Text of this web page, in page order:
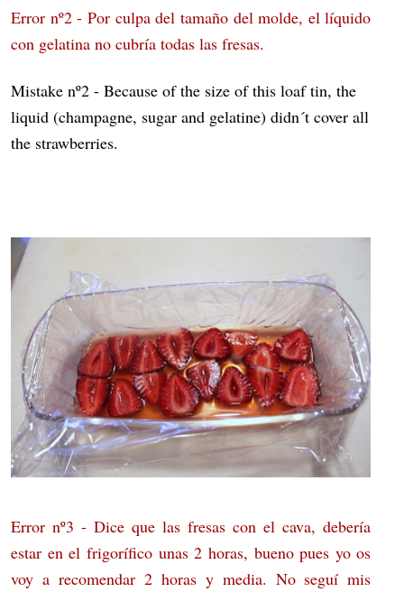
Error nº2 - Por culpa del tamaño del molde, el líquido
con gelatina no cubría todas las fresas.
Mistake nº2 - Because of the size of this loaf tin, the
liquid (champagne, sugar and gelatine) didn´t cover all
the strawberries.
Error nº3 - Dice que las fresas con el cava, debería
estar en el frigorífico unas 2 horas, bueno pues yo os
voy a recomendar 2 horas y media. No seguí mis